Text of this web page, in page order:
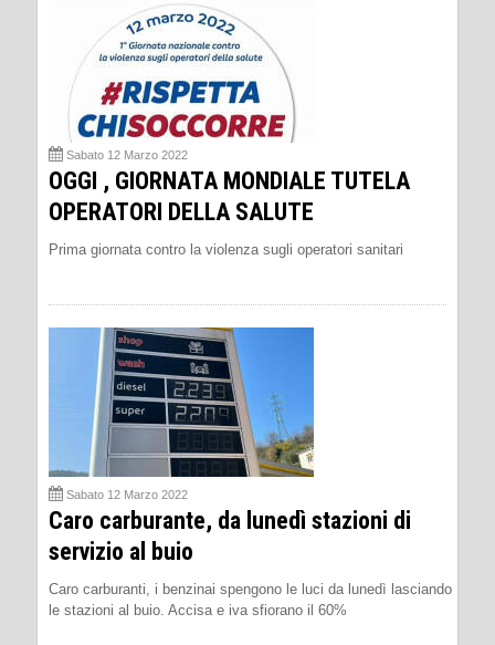
Sabato 12 Marzo 2022
OGGI , GIORNATA MONDIALE TUTELA
OPERATORI DELLA SALUTE
Prima giornata contro la violenza sugli operatori sanitari
Sabato 12 Marzo 2022
Caro carburante, da lunedì stazioni di
servizio al buio
Caro carburanti, i benzinai spengono le luci da lunedì lasciando
le stazioni al buio. Accisa e iva sfiorano il 60%